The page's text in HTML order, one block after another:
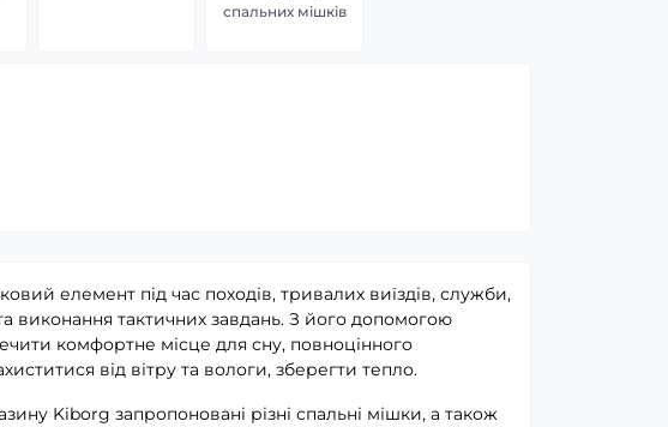
спальних мішків
елемент під час походів, тривалих виїздів, служби,
виконання тактичних завдань. З його допомогою
комфортне місце для сну, повноцінного
від вітру та вологи, зберегти тепло.
Kiborg запропоновані різні спальні мішки, а також